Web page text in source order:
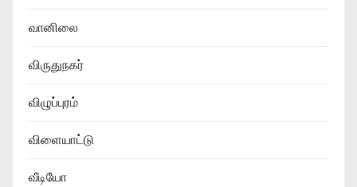
வானிலை
விருதுநகர்
விழுப்புரம்
விளையாட்டு
வீடியோ